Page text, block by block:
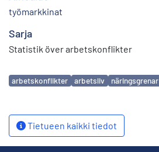
työmarkkinat
Sarja
Statistik över arbetskonflikter
Avainsanat
arbetskonflikter arbetsliv näringsgrenar
Tietueen kaikki tiedot